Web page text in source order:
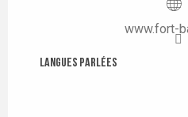
www.fort-
Langues parlées
Langues parlées